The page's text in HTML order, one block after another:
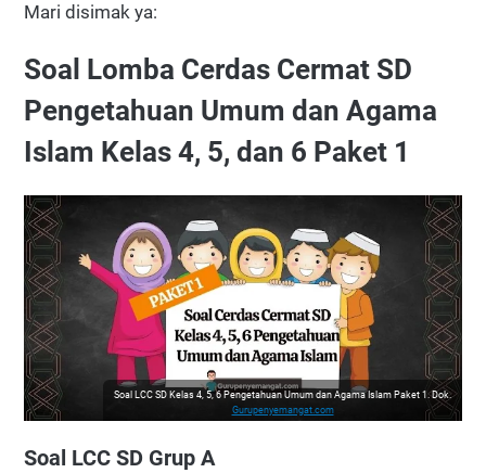
Mari disimak ya:
Soal Lomba Cerdas Cermat SD
Pengetahuan Umum dan Agama
Islam Kelas 4, 5, dan 6 Paket 1
Soal LCC SD Kelas 4, 5, 6 Pengetahuan Umum dan Agama Islam Paket 1. Dok.
Gurupenyemangat.com
Soal LCC SD Grup A